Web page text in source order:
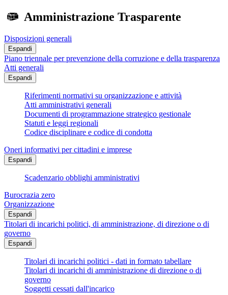
Amministrazione Trasparente
Disposizioni generali
Espandi
Piano triennale per prevenzione della corruzione e della trasparenza
Atti generali
Espandi
Riferimenti normativi su organizzazione e attività
Atti amministrativi generali
Documenti di programmazione strategico gestionale
Statuti e leggi regionali
Codice disciplinare e codice di condotta
Oneri informativi per cittadini e imprese
Espandi
Scadenzario obblighi amministrativi
Burocrazia zero
Organizzazione
Espandi
Titolari di incarichi politici, di amministrazione, di direzione o di
governo
Espandi
Titolari di incarichi politici - dati in formato tabellare
Titolari di incarichi di amministrazione di direzione o di
governo
Soggetti cessati dall'incarico